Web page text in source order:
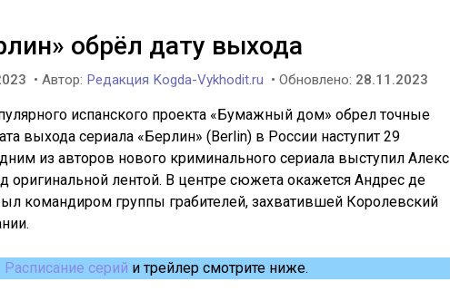
обрёл дату выхода
• Автор: Редакция Kogda-Vykhodit.ru • Обновлено: 28.11.2023
испанского проекта «Бумажный дом» обрел точные
выхода сериала «Берлин» (Berlin) в России наступит 29
из авторов нового криминального сериала выступил Алекс
оригинальной лентой. В центре сюжета окажется Андрес де
командиром группы грабителей, захватившей Королевский
Расписание серий и трейлер смотрите ниже.